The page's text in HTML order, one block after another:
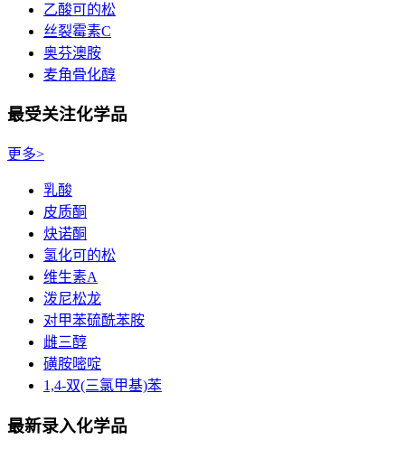
乙酸可的松
丝裂霉素C
奥芬澳胺
麦角骨化醇
最受关注化学品
更多>
乳酸
皮质酮
炔诺酮
氢化可的松
维生素A
泼尼松龙
对甲苯硫酰苯胺
雌三醇
磺胺嘧啶
1,4-双(三氯甲基)苯
最新录入化学品